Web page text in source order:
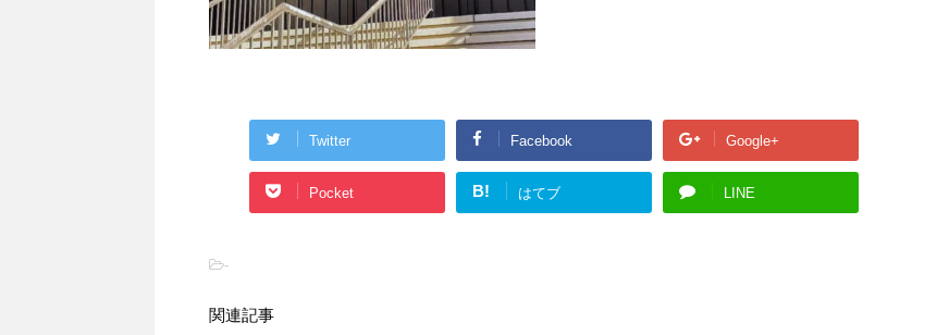
Twitter Facebook Google+
Pocket B! はてブ LINE
-
関連記事